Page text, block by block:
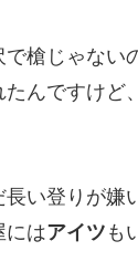
槍じゃない
たんですけど
い登りが嫌
にはアイツ も